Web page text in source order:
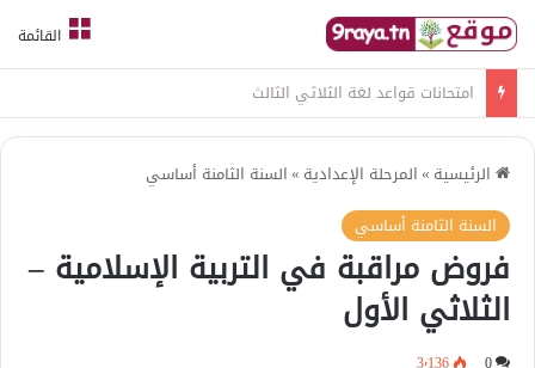
القائمة
امتحانات قواعد لغة الثلاثي الثالث
الرئيسية »المرحلة الإعدادية »السنة الثامنة أساسي
السنة الثامنة أساسي
فروض مراقبة في التربية الإسلامية –
الثلاثي الأول